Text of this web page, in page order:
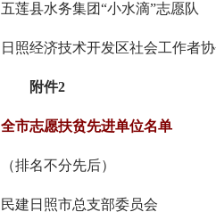
五莲县水务集团“小水滴”志愿队
日照经济技术开发区社会工作者
附件2
全市志愿扶贫先进单位名单
（排名不分先后）
民建日照市总支部委员会